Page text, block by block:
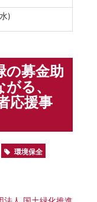
)
の募金助
る、
応援事
環境保全